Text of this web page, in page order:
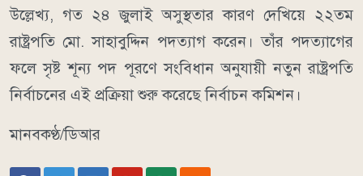
উল্লেখ্য, গত ২৪ জুলাই অসুস্থতার কারণ দেখিয়ে ২২তম
রাষ্ট্রপতি মো. সাহাবুদ্দিন পদত্যাগ করেন। তাঁর পদত্যাগের
ফলে সৃষ্ট শূন্য পদ পূরণে সংবিধান অনুযায়ী নতুন রাষ্ট্রপতি
নির্বাচনের এই প্রক্রিয়া শুরু করেছে নির্বাচন কমিশন।
মানবকণ্ঠ/ডিআর